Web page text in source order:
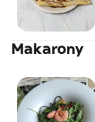
Makarony